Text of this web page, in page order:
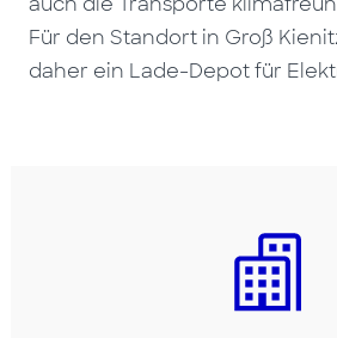
Für den Standort in Groß
daher ein Lade-Depot für